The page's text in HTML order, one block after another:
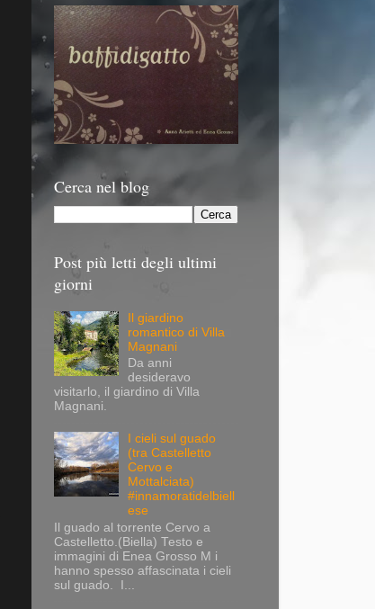
Cerca nel blog
Post più letti degli ultimi
giorni
Il giardino
romantico di Villa
Magnani
Da anni
desideravo
visitarlo, il giardino di Villa
Magnani.
I cieli sul guado
(tra Castelletto
Cervo e
Mottalciata)
#innamoratidelbiell
ese
Il guado al torrente Cervo a
Castelletto.(Biella) Testo e
immagini di Enea Grosso M i
hanno spesso affascinata i cieli
sul guado. I...